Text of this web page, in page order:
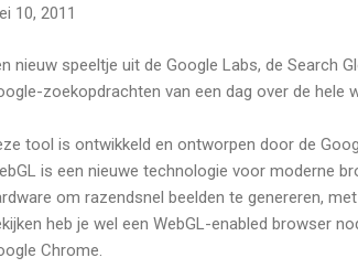
10, 2011
nieuw speeltje uit de Google Labs, de Search
zoekopdrachten van een dag over de hele
tool is ontwikkeld en ontworpen door de
is een nieuwe technologie voor moderne
om razendsnel beelden te genereren,
heb je wel een WebGL-enabled browser
Chrome.